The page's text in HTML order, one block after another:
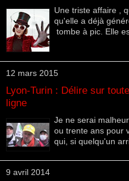
Une triste affaire ,
qu'elle a déjà
tombe à pic. Elle
12 mars 2015
Lyon-Turin : Délire sur
ligne
Je ne serai
ou trente ans pour
qui, si quelqu'un
9 avril 2014